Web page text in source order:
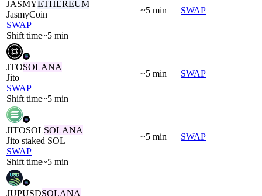
JASMYETHEREUM
JasmyCoin
SWAP
Shift time~5 min
~5 min SWAP
JTOSOLANA
Jito
SWAP
Shift time~5 min
~5 min SWAP
JITOSOLSOLANA
Jito staked SOL
SWAP
Shift time~5 min
~5 min SWAP
JUPUSDSOLANA